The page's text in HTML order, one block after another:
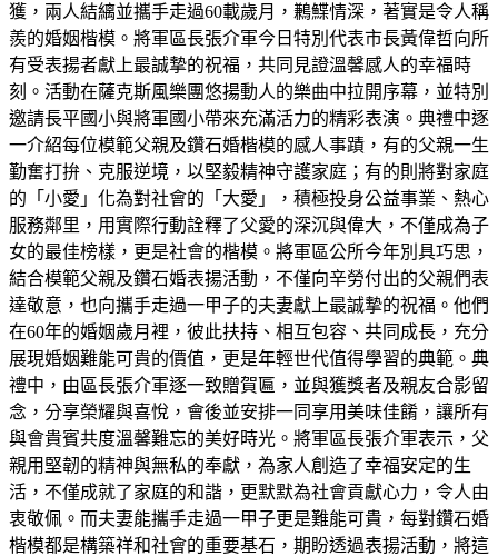
獲，兩人結縭並攜手走過60載歲月，鶼鰈情深，著實是令人稱
羨的婚姻楷模。將軍區長張介軍今日特別代表市長黃偉哲向所
有受表揚者獻上最誠摯的祝福，共同見證溫馨感人的幸福時
刻。活動在薩克斯風樂團悠揚動人的樂曲中拉開序幕，並特別
邀請長平國小與將軍國小帶來充滿活力的精彩表演。典禮中逐
一介紹每位模範父親及鑽石婚楷模的感人事蹟，有的父親一生
勤奮打拚、克服逆境，以堅毅精神守護家庭；有的則將對家庭
的「小愛」化為對社會的「大愛」，積極投身公益事業、熱心
服務鄰里，用實際行動詮釋了父愛的深沉與偉大，不僅成為子
女的最佳榜樣，更是社會的楷模。將軍區公所今年別具巧思，
結合模範父親及鑽石婚表揚活動，不僅向辛勞付出的父親們表
達敬意，也向攜手走過一甲子的夫妻獻上最誠摯的祝福。他們
在60年的婚姻歲月裡，彼此扶持、相互包容、共同成長，充分
展現婚姻難能可貴的價值，更是年輕世代值得學習的典範。典
禮中，由區長張介軍逐一致贈賀匾，並與獲獎者及親友合影留
念，分享榮耀與喜悅，會後並安排一同享用美味佳餚，讓所有
與會貴賓共度溫馨難忘的美好時光。將軍區長張介軍表示，父
親用堅韌的精神與無私的奉獻，為家人創造了幸福安定的生
活，不僅成就了家庭的和諧，更默默為社會貢獻心力，令人由
衷敬佩。而夫妻能攜手走過一甲子更是難能可貴，每對鑽石婚
楷模都是構築祥和社會的重要基石，期盼透過表揚活動，將這